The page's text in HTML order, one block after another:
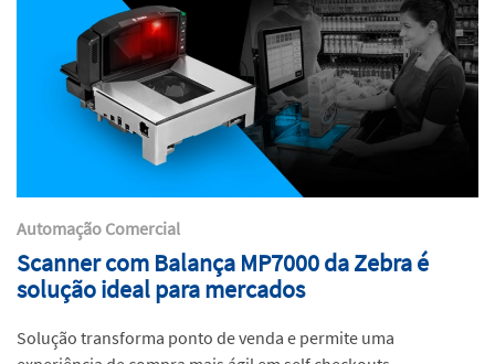
Automação Comercial
Scanner com Balança MP7000 da Zebra é
solução ideal para mercados
Solução transforma ponto de venda e permite uma